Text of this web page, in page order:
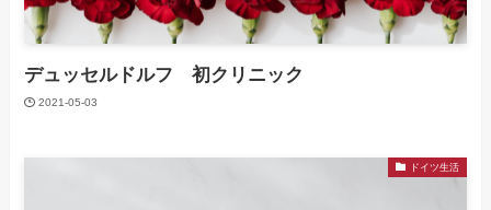
デュッセルドルフ 初クリニック
2021-05-03
ドイツ生活